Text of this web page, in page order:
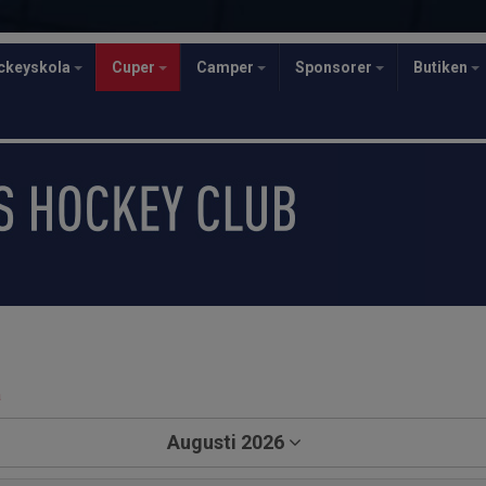
Cuper Camper Sponsorer Butiken
Augusti 2026